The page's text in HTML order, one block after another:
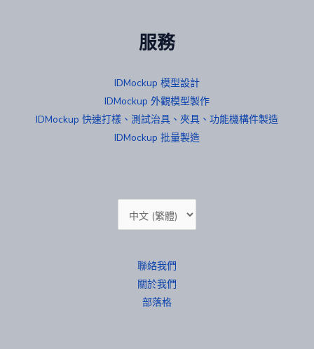
服務
IDMockup 模型設計
IDMockup 外觀模型製作
IDMockup 快速打樣、測試治具、夾具、功能機構件製造
IDMockup 批量製造
Choose
a
聯絡我們
關於我們
部落格